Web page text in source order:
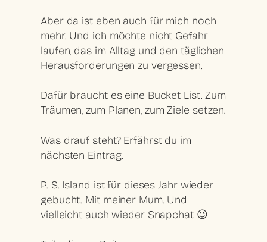
Aber da ist eben auch für mich noch
mehr. Und ich möchte nicht Gefahr
laufen, das im Alltag und den täglichen
Herausforderungen zu vergessen.
Dafür braucht es eine Bucket List. Zum
Träumen, zum Planen, zum Ziele setzen.
Was drauf steht? Erfährst du im
nächsten Eintrag.
P. S. Island ist für dieses Jahr wieder
gebucht. Mit meiner Mum. Und
vielleicht auch wieder Snapchat 😉